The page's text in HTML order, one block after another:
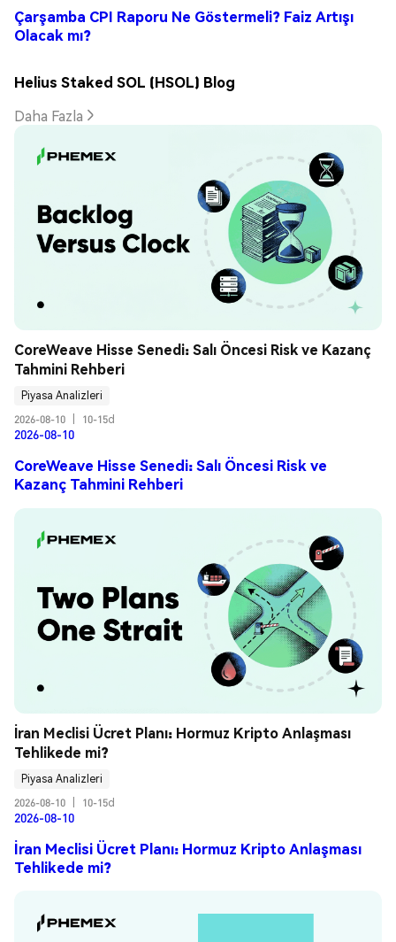
Çarşamba CPI Raporu Ne Göstermeli? Faiz Artışı
Olacak mı?
Helius Staked SOL (HSOL) Blog
Daha Fazla
CoreWeave Hisse Senedi: Salı Öncesi Risk ve Kazanç
Tahmini Rehberi
Piyasa Analizleri
2026-08-10
10-15d
2026-08-10
CoreWeave Hisse Senedi: Salı Öncesi Risk ve
Kazanç Tahmini Rehberi
İran Meclisi Ücret Planı: Hormuz Kripto Anlaşması
Tehlikede mi?
Piyasa Analizleri
2026-08-10
10-15d
2026-08-10
İran Meclisi Ücret Planı: Hormuz Kripto Anlaşması
Tehlikede mi?